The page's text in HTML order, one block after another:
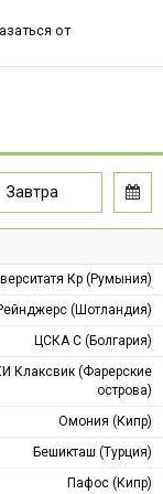
от
Завтра
Кр (Румыния)
(Шотландия)
ЦСКА С (Болгария)
Клаксвик (Фарерские
острова)
Омония (Кипр)
Бешикташ (Турция)
Пафос (Кипр)